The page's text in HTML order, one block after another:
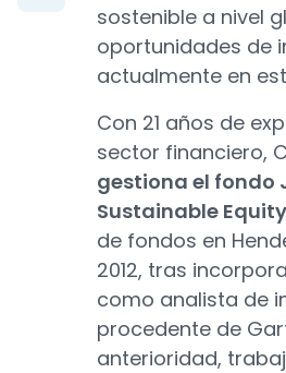
sostenible a nivel
oportunidades de
actualmente en
Con 21 años de
sector financiero,
gestiona el fondo
Sustainable
de fondos en
2012, tras
como analista de
procedente de
anterioridad,